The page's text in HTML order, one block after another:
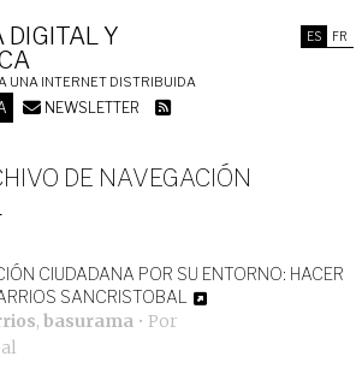
ES FR
Y
UNA INTERNET DISTRIBUIDA
NEWSLETTER
DE NAVEGACIÓN
CIUDADANA POR SU ENTORNO: HACER
SANCRISTOBAL
,basurama • Por